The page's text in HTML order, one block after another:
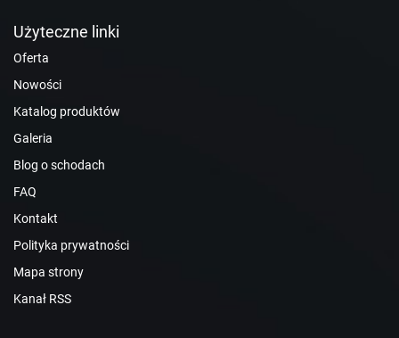
Użyteczne linki
Oferta
Nowości
Katalog produktów
Galeria
Blog o schodach
FAQ
Kontakt
Polityka prywatności
Mapa strony
Kanał RSS